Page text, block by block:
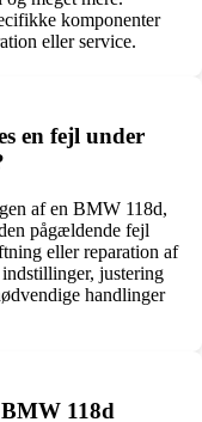
komponenter
eller service.
en fejl under
af en BMW 118d,
pågældende fejl
eller reparation af
justering
handlinger
118d